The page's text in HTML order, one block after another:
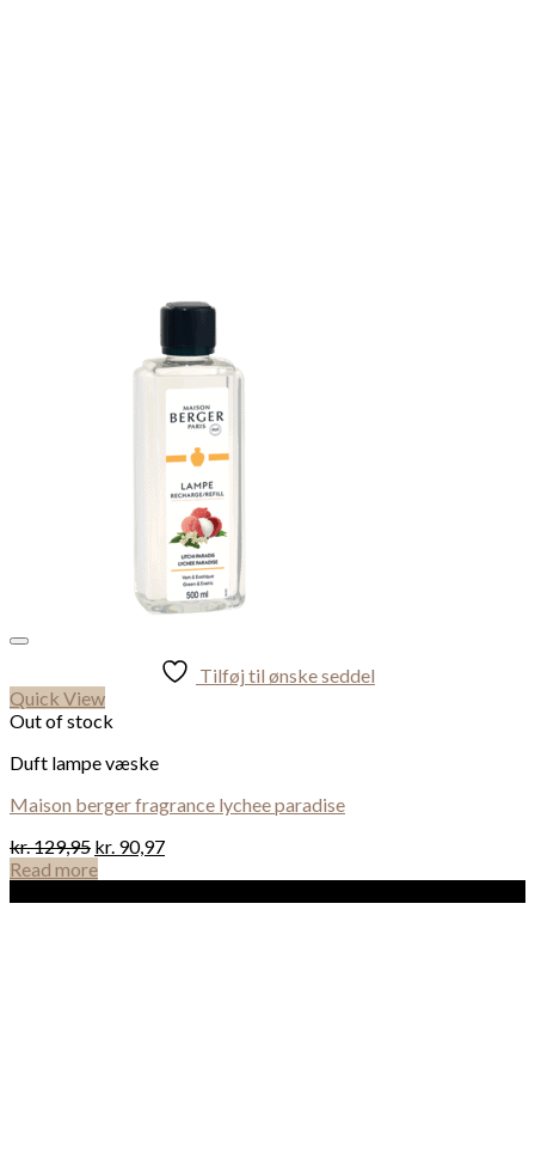
Tilføj til ønske seddel
Quick View
Out of stock
Duft lampe væske
Maison berger fragrance lychee paradise
kr.129,95 kr. 90,97
Read more